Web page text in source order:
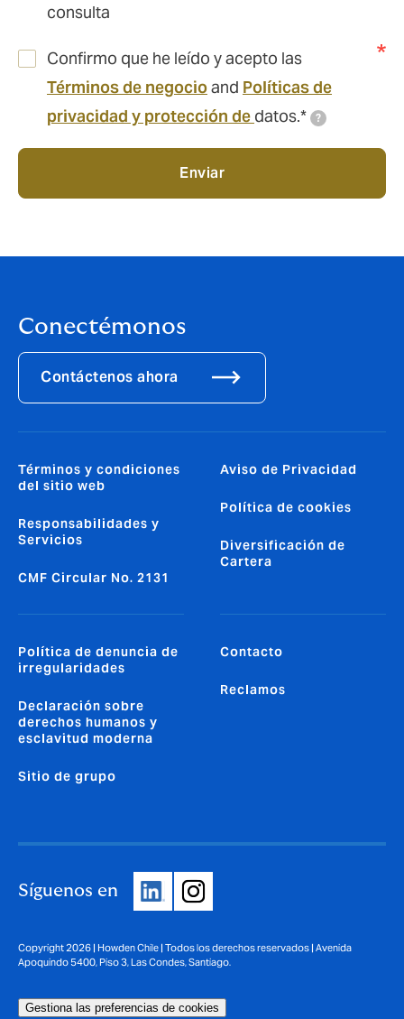
consulta
Confirmo que he leído y acepto las
Términos de negocioand Políticas de
privacidad y protección de datos.* ?
Enviar
Conectémonos
Contáctenos ahora
Términos y condiciones
del sitio web
Responsabilidades y
Servicios
CMF Circular No. 2131
Aviso de Privacidad
Política de cookies
Diversificación de
Cartera
Política de denuncia de
irregularidades
Declaración sobre
derechos humanos y
esclavitud moderna
Sitio de grupo
Contacto
Reclamos
Síguenos en
Copyright 2026 | Howden Chile | Todos los derechos reservados | Avenida
Apoquindo 5400, Piso 3, Las Condes, Santiago.
Gestiona las preferencias de cookies